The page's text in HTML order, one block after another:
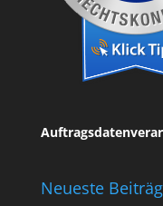
Neueste